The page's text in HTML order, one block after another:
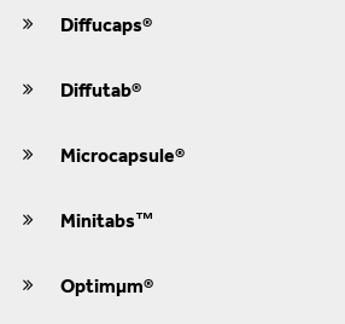
Diffucaps®
Diffutab®
Microcapsule®
Minitabs™
Optimμm®